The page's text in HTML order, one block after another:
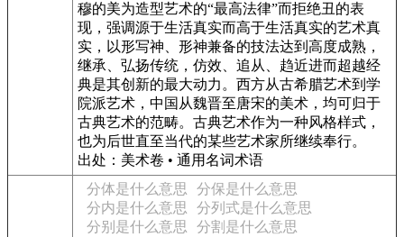
穆的美为造型艺术的“最高法律”而拒绝丑的表
现，强调源于生活真实而高于生活真实的艺术真
实，以形写神、形神兼备的技法达到高度成熟，
继承、弘扬传统，仿效、追从、趋近进而超越经
典是其创新的最大动力。西方从古希腊艺术到学
院派艺术，中国从魏晋至唐宋的美术，均可归于
古典艺术的范畴。古典艺术作为一种风格样式，
也为后世直至当代的某些艺术家所继续奉行。
出处：美术卷 • 通用名词术语
分体是什么意思
分保是什么意思
分内是什么意思
分列式是什么意思
分别是什么意思
分割是什么意思